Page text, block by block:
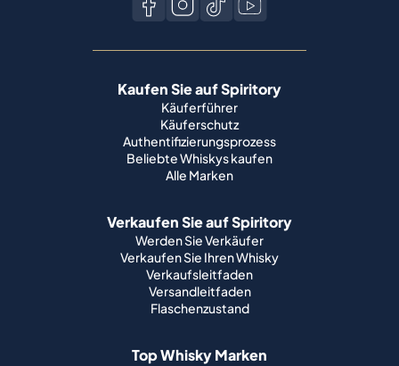
Kaufen Sie auf Spiritory
Käuferführer
Käuferschutz
Authentifizierungsprozess
Beliebte Whiskys kaufen
Alle Marken
Verkaufen Sie auf Spiritory
Werden Sie Verkäufer
Verkaufen Sie Ihren Whisky
Verkaufsleitfaden
Versandleitfaden
Flaschenzustand
Top Whisky Marken